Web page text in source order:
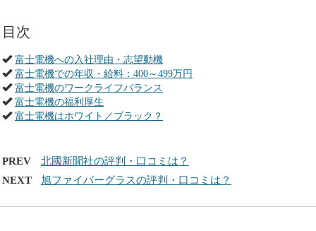
目次
富士電機への入社理由・志望動機
富士電機での年収・給料：400～499万円
富士電機のワークライフバランス
富士電機の福利厚生
富士電機はホワイト／ブラック？
PREV
北國新聞社の評判・口コミは？
NEXT
旭ファイバーグラスの評判・口コミは？